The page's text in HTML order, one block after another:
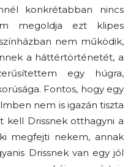
konkrétabban nincs
megoldja ezt klipes
nem működik,
a háttértörténetét, a
egy húgra,
Fontos, hogy egy
nem is igazán tiszta
kell Drissnek otthagyni a
megfejti nekem, annak
Drissnek van egy jól